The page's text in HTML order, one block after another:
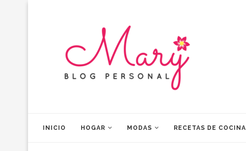
INICIO HOGAR MODAS RECETAS DE COCINA